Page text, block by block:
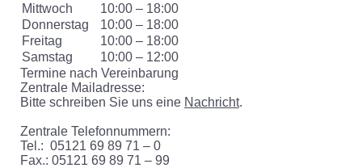
Mittwoch
10:00 – 18:00
Donnerstag
10:00 – 18:00
Freitag
10:00 – 18:00
Samstag
10:00 – 12:00
Termine nach Vereinbarung
Zentrale Mailadresse:
Bitte schreiben Sie uns eine Nachricht.
Zentrale Telefonnummern:
Tel.: 05121 69 89 71 – 0
Fax.: 05121 69 89 71 – 99